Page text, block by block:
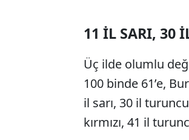
11 İL SARI, 30
Üç ilde olumlu
100 binde 61’e,
il sarı, 30 il
kırmızı, 41 il